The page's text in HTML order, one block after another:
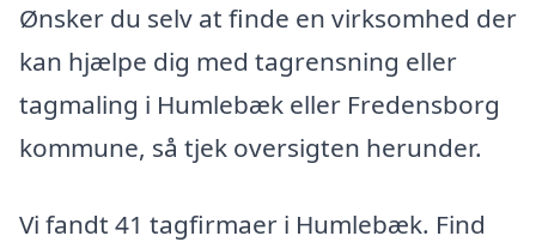
Ønsker du selv at finde en virksomhed der
kan hjælpe dig med tagrensning eller
tagmaling i Humlebæk eller Fredensborg
kommune, så tjek oversigten herunder.
Vi fandt 41 tagfirmaer i Humlebæk. Find